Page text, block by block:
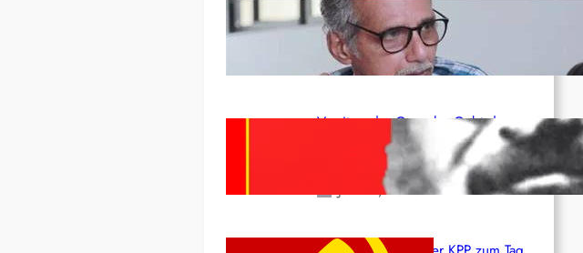
Indien: „Die Politik der
Kapitulation“ von K. Murali (Ajith)
Juli 1, 2026
Vorsitzender Gonzalo: Gebt das
Leben für die Partei und die
Juni 19, 2026